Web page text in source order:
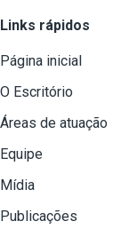
Links rápidos
Página inicial
O Escritório
Áreas de atuação
Equipe
Mídia
Publicações